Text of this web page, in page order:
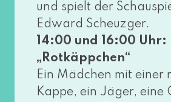
und spielt der
Edward Scheuzger.
14:00 und 16:00 Uhr:
„Rotkäppchen“
Ein Mädchen mit einer
Kappe, ein Jäger, eine